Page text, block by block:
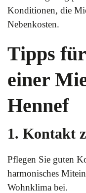
Konditionen, die
Nebenkosten.
Tipps
einer
Hennef
1. Kontakt
Pflegen Sie guten
harmonisches
Wohnklima bei.